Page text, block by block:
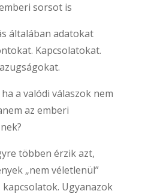
sorsot is
általában adatokat
Kapcsolatokat.
a valódi válaszok nem
az emberi
többen érzik azt,
„nem véletlenül”
Ugyanazok